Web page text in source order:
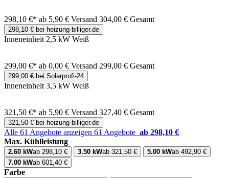
298,10 €* ab 5,90 € Versand 304,00 € Gesamt
298,10 € bei heizung-billiger.de
Inneneinheit 2,5 kW Weiß
299,00 €* ab 0,00 € Versand 299,00 € Gesamt
299,00 € bei Solarprofi-24
Inneneinheit 3,5 kW Weiß
321,50 €* ab 5,90 € Versand 327,40 € Gesamt
321,50 € bei heizung-billiger.de
Alle 61 Angebote anzeigen 61 Angebote ab 298,10 €
Max. Kühlleistung
2.60 kWab 298,10 € 3.50 kWab 321,50 € 5.00 kWab 492,90 €
7.00 kWab 601,40 €
Farbe